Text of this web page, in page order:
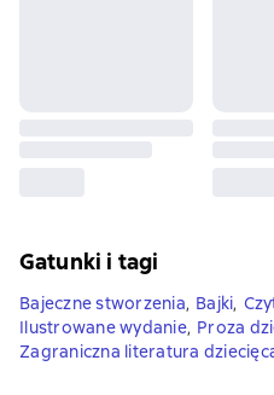
Gatunki i tagi
Bajeczne stworzenia, Bajki,
Ilustrowane wydanie, Proza
Zagraniczna literatura